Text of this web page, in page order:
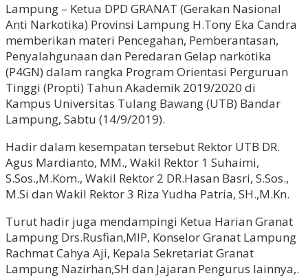
Lampung – Ketua DPD GRANAT (Gerakan Nasional
Anti Narkotika) Provinsi Lampung H.Tony Eka Candra
memberikan materi Pencegahan, Pemberantasan,
Penyalahgunaan dan Peredaran Gelap narkotika
(P4GN) dalam rangka Program Orientasi Perguruan
Tinggi (Propti) Tahun Akademik 2019/2020 di
Kampus Universitas Tulang Bawang (UTB) Bandar
Lampung, Sabtu (14/9/2019).
Hadir dalam kesempatan tersebut Rektor UTB DR.
Agus Mardianto, MM., Wakil Rektor 1 Suhaimi,
S.Sos.,M.Kom., Wakil Rektor 2 DR.Hasan Basri, S.Sos.,
M.Si dan Wakil Rektor 3 Riza Yudha Patria, SH.,M.Kn.
Turut hadir juga mendampingi Ketua Harian Granat
Lampung Drs.Rusfian,MIP, Konselor Granat Lampung
Rachmat Cahya Aji, Kepala Sekretariat Granat
Lampung Nazirhan,SH dan Jajaran Pengurus lainnya,.